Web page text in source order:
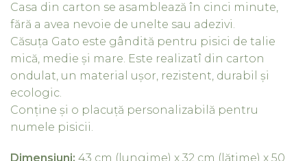
Casa din carton se asamblează în cinci minute,
fără a avea nevoie de unelte sau adezivi.
Căsuța Gato este gândită pentru pisici de talie
mică, medie și mare. Este realizatî din carton
ondulat, un material ușor, rezistent, durabil și
ecologic.
Conține și o placuță personalizabilă pentru
numele pisicii.
Dimensiuni: 43 cm (lungime) x 32 cm (lățime) x 50